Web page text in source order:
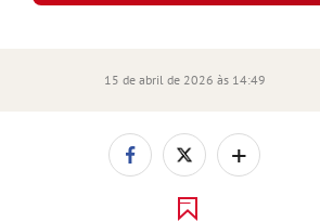
15 de abril de 2026 às 14:49
+